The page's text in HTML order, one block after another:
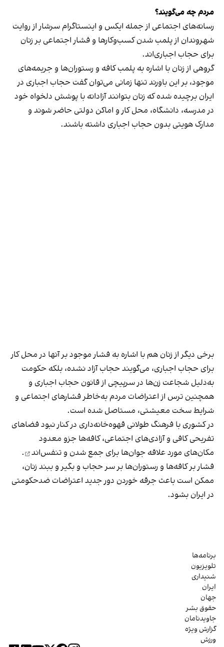
مردم چه می‌گویند؟
رسانه‎‌های اجتماعی از جمله ایکس و اینستاگرام سرشار از روایت
شهروندان از پلمب شدن کسب‌وکارها و فشار اجتماعی بر زنان
برای حجاب اجباری‌اند.
گروهی از زنان با اشاره به پلمب کافه و رستوران‌ها و جریمه‌های
موجود، بر این باورند تنها زمانی می‌توان گفت حجاب اجباری در
ایران برچیده شده که زنان بتوانند آزادانه با پوشش دلخواه خود
در مدرسه، دانشگاه، محل کار و اماکن دولتی حاضر شوند و
مدارک هویتی بدون حجاب اجباری داشته باشند.
برخی دیگر از زنان هم با اشاره به فشار موجود بر آنها در محل کار
برای حجاب اجباری، می‌گویند حجاب آزاد نشده، بلکه حکومت
به‌دلیل شجاعت زن‌ها در سرپیچی از قانون حجاب اجباری و
همچنین ترس از اعتراضات مردم به‌خاطر فشارهای اجتماعی و
شرایط سخت معیشتی، مستاصل شده است.
در کشوری با فرهنگ طولانی قهوه‌‌خانه‌داری در کنار نبود فضاهای
تفریحی کافی و آزادی‌های اجتماعی، کافه‌ها جزو معدود
مکان‌های مورد علاقه جوان‌ها برای جمع شدن و تنفس‌اند
.
فشار بر کافه‌ها و رستوران‌ها بر سر حجاب و بگیر و ببند زنان،
ممکن است باعث جرقه خوردن دور جدید اعتراضات ضدحکومتی
در ایران بشود.
برنامه‌ها
تلویزیون
شنیداری
ایران
جهان
حقوق بشر
جاویدنامان
گزارش ویژه
ورزش